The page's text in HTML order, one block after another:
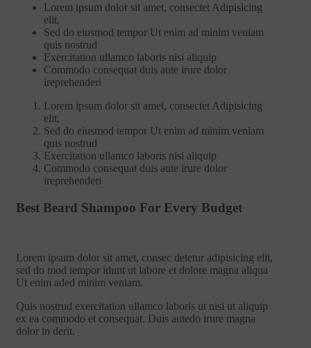
Lorem ipsum dolor sit amet, consectet Adipisicing
elit,
Sed do eiusmod tempor Ut enim ad minim veniam
quis nostrud
Exercitation ullamco laboris nisi aliquip
Commodo consequat duis aute irure dolor
ireprehenderi
Lorem ipsum dolor sit amet, consectet Adipisicing
elit,
Sed do eiusmod tempor Ut enim ad minim veniam
quis nostrud
Exercitation ullamco laboris nisi aliquip
Commodo consequat duis aute irure dolor
ireprehenderi
Best Beard Shampoo For Every Budget
Lorem ipsum dolor sit amet, consec detetur adipisicing elit,
sed do mod tempor idunt ut labore et dolore magna aliqua
Ut enim aded minim veniam.
Quis nostrud exercitation ullamco laboris ut nisi ut aliquip
ex ea commodo et consequat. Duis autedo irure magna
dolor in derit.